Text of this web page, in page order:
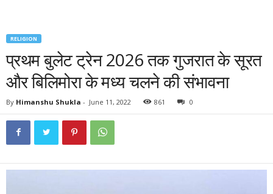
RELIGION
प्रथम बुलेट ट्रेन 2026 तक गुजरात के सूरत
और बिलिमोरा के मध्य चलने की संभावना
By Himanshu Shukla - June 11, 2022 861 0